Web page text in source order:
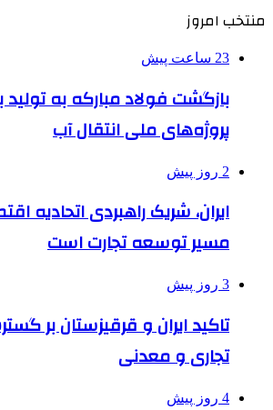
منتخب امروز
23 ساعت پیش
بازگشت فولاد مبارکه به تولید
پروژه‌های ملی انتقال آب
2 روز پیش
ایران، شریک راهبردی اتحادیه
مسیر توسعه تجارت است
3 روز پیش
تاکید ایران و قرقیزستان بر
تجاری و معدنی
4 روز پیش